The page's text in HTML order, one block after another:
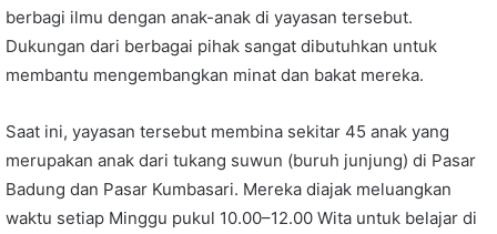
berbagi ilmu dengan anak-anak di yayasan tersebut.
Dukungan dari berbagai pihak sangat dibutuhkan untuk
membantu mengembangkan minat dan bakat mereka.
Saat ini, yayasan tersebut membina sekitar 45 anak yang
merupakan anak dari tukang suwun (buruh junjung) di Pasar
Badung dan Pasar Kumbasari. Mereka diajak meluangkan
waktu setiap Minggu pukul 10.00–12.00 Wita untuk belajar di